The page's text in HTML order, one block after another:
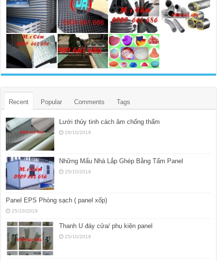
Recent Popular Comments Tags
Lưới thủy tinh cách âm chống thấm
26/10/2019
Những Mẩu Nhà Lắp Ghép Bằng Tấm Panel
25/10/2019
Panel EPS Phòng sạch ( panel xốp)
25/10/2019
Thanh U đáy cửa/ phụ kiện panel
25/10/2019